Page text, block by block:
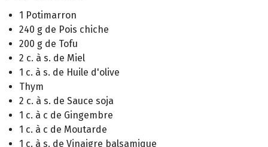
1 Potimarron
240 g de Pois chiche
200 g de Tofu
2 c. à s. de Miel
1 c. à s. de Huile d'olive
Thym
2 c. à s. de Sauce soja
1 c. à c de Gingembre
1 c. à c de Moutarde
1 c. à s. de Vinaigre balsamique